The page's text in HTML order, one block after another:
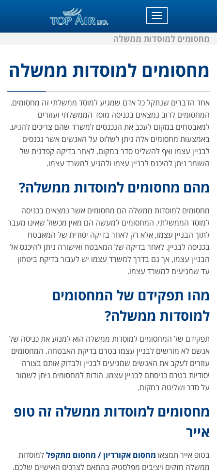
תפריט
מחסומים למוסדות ממשלה
מחסומים למוסדות ממשלה
אחד הדברים שנתקל כל אדם שמגיע למוסד ממשלתי זה מחסומים.
המחסומים לרוב נמצאים בכניסה מוסד הממשלתי ועוזרים
למאבטחים במקום לעכב את הנכנסים למשרד שהם צריכים להגיע.
באמצעות מחסומים אלה ניתן לשלוט על האנשים אשר נכנסים
לבניין עצמו ואף להשליט סדר במקום. לאחר בדיקה קפדנית של
השומר ניתן להיכנס לבניין עצמו ולהגיע למשרד עצמו.
מהם מחסומים למוסדות ממשלה?
מחסומים למוסדות ממשלה הם מחסומים אשר נמצאים בכניסה
למוסד הממשלתי. המחסומים למעשה הם מאין מכשול שאינו מעבר
לתוך הבניין עצמו, אלא רק לאחר בדיקה יסודית של המאבטח
בכניסה לבניין. לאחר בדיקה של המאבטח ואישורה ניתן להיכנס אל
הבניין עצמו, אך גם בדרך למשרד עצמו יש לעבור בדיקת ביטחון
עד שמגיעים למשרד עצמו.
מהו תפקידם של המחסומים
למוסדות ממשלה?
תפקידם של המחסומים למוסדות ממשלה הוא למנוע את כניסה של
אנשם לא מורשים לבניין עצמו בטרם בדיקת האבטחה. המחסומים
עוזרים לעקב את האנשים שמגיעים לבניין ולבדוק אותם בצורה
יסודיות בטרם כניסתם לבניין עצמו. הודות למחסומים ניתן לשמור
על סדר ושליטה במקום.
מחסומים למוסדות ממשלה זה טופ
אייר
בטופ אייר תמצאו מחסום אקורדיון / מחסום מתקפללמוסדות
ממשלה חזקים ויציבים מפלסטיק בהתאם לצרכים האישיים שלכם.